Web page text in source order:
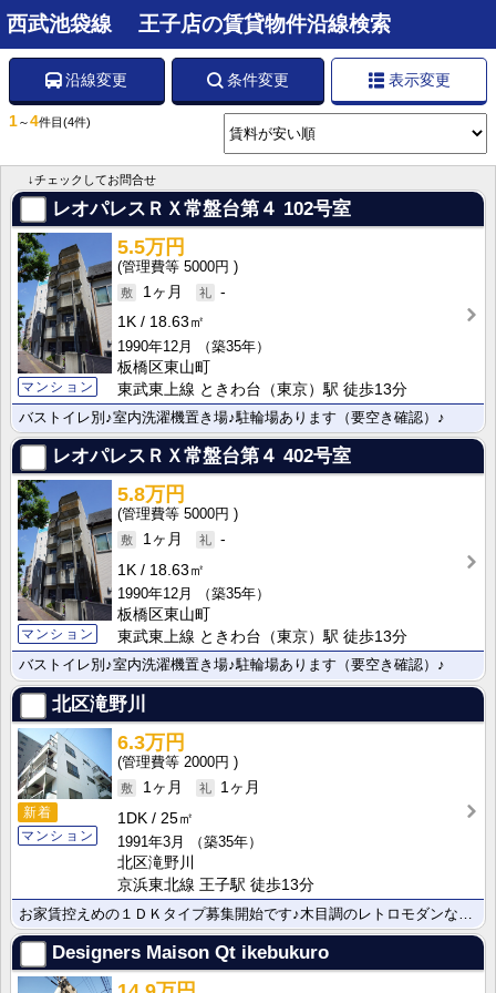
西武池袋線 王子店の賃貸物件沿線検索
沿線変更 条件変更 表示変更
1～4件目 (4件)
↓チェックしてお問合せ
レオパレスＲＸ常盤台第４ 102号室
マンション
5.5万円
5000円
1ヶ月
-
1K
18.63㎡
1990年12月
（築35年）
板橋区東山町
東武東上線 ときわ台（東京）駅 徒歩13分
バストイレ別♪室内洗濯機置き場♪駐輪場あります（要空き確認）♪
レオパレスＲＸ常盤台第４ 402号室
マンション
5.8万円
5000円
1ヶ月
-
1K
18.63㎡
1990年12月
（築35年）
板橋区東山町
東武東上線 ときわ台（東京）駅 徒歩13分
バストイレ別♪室内洗濯機置き場♪駐輪場あります（要空き確認）♪
北区滝野川
新着
マンション
6.3万円
2000円
1ヶ月
1ヶ月
1DK
25㎡
1991年3月
（築35年）
北区滝野川
京浜東北線 王子駅 徒歩13分
Designers Maison Qt ikebukuro